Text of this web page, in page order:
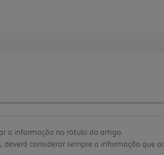
a informação no rótulo do artigo.
considerar sempre a informação que